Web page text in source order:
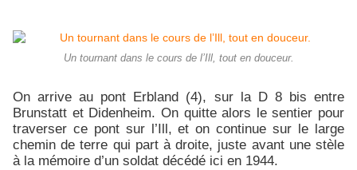
Un tournant dans le cours de l’Ill, tout en douceur.
On arrive au pont Erbland (4), sur la D 8 bis entre
Brunstatt et Didenheim. On quitte alors le sentier pour
traverser ce pont sur l’Ill, et on continue sur le large
chemin de terre qui part à droite, juste avant une stèle
à la mémoire d’un soldat décédé ici en 1944.